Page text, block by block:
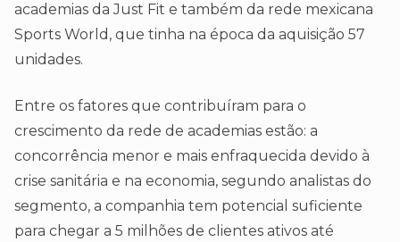
academias da Just Fit e também da rede mexicana
Sports World, que tinha na época da aquisição 57
unidades.
Entre os fatores que contribuíram para o
crescimento da rede de academias estão: a
concorrência menor e mais enfraquecida devido à
crise sanitária e na economia, segundo analistas do
segmento, a companhia tem potencial suficiente
para chegar a 5 milhões de clientes ativos até